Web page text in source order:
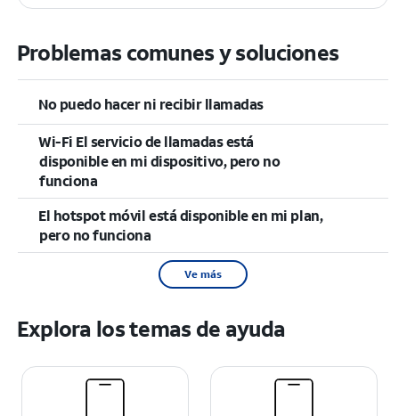
Problemas comunes y soluciones
No puedo hacer ni recibir llamadas
Wi-Fi El servicio de llamadas está
disponible en mi dispositivo, pero no
funciona
El hotspot móvil está disponible en mi plan,
pero no funciona
Ve más
Explora los temas de ayuda